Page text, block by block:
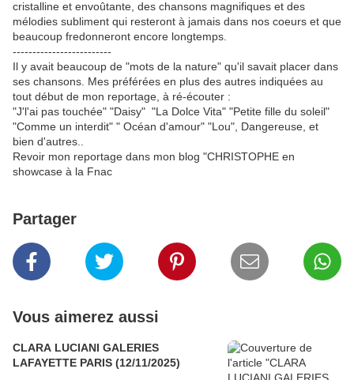
cristalline et envoûtante, des chansons magnifiques et des
mélodies subliment qui resteront à jamais dans nos coeurs et que
beaucoup fredonneront encore longtemps.
-------------------------
Il y avait beaucoup de "mots de la nature" qu'il savait placer dans
ses chansons. Mes préférées en plus des autres indiquées au
tout début de mon reportage, à ré-écouter :
"J'l'ai pas touchée" "Daisy" "La Dolce Vita" "Petite fille du soleil"
"Comme un interdit" " Océan d'amour" "Lou", Dangereuse, et
bien d'autres..
Revoir mon reportage dans mon blog "CHRISTOPHE en
showcase à la Fnac
Partager
Vous aimerez aussi
CLARA LUCIANI GALERIES
LAFAYETTE PARIS (12/11/2025)